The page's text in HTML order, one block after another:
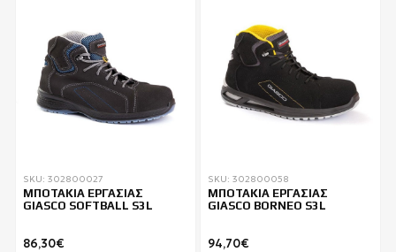
SKU: 302800027
ΜΠΟΤΑΚΙΑ ΕΡΓΑΣΙΑΣ
GIASCO SOFTBALL S3L
86,30€
SKU: 302800058
ΜΠΟΤΑΚΙΑ ΕΡΓΑΣΙΑΣ
GIASCO BORNEO S3L
94,70€